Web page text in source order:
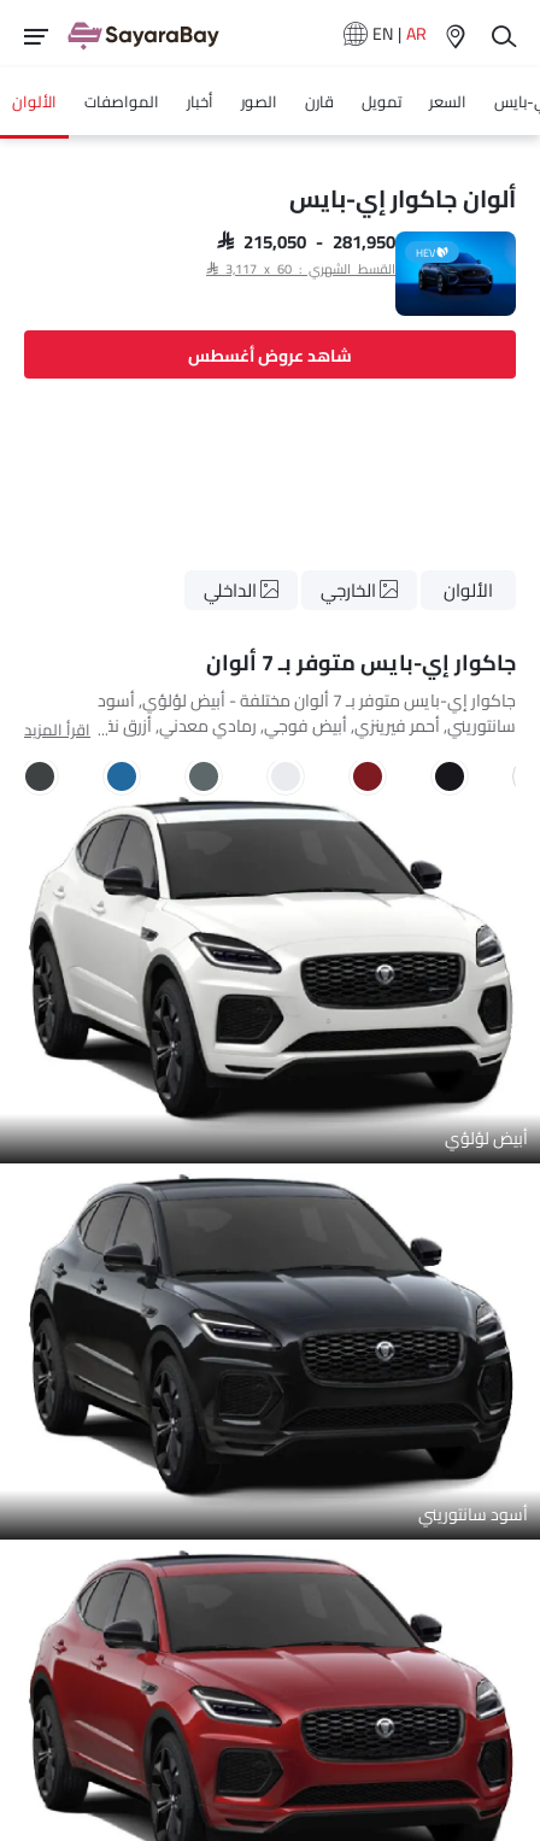
EN|AR
بايس السعر تمويل قارن الصور أخبار المواصفات الألوان
ألوان جاكوار إي-بايس
HEV
SAR 215,050 - 281,950
القسط الشهري : SAR 3,117 x 60
شاهد عروض أغسطس
الألوان الخارجي الداخلي
جاكوار إي-بايس متوفر بـ 7 ألوان
جاكوار إي-بايس متوفر بـ 7 ألوان مختلفة - أبيض لؤلؤي, أسود
سانتوريني, أحمر فيرينزي, أبيض فوجي, رمادي معدني, أزرق نقي,اقرأ المزيد
أبيض لؤلؤي
أسود سانتوريني